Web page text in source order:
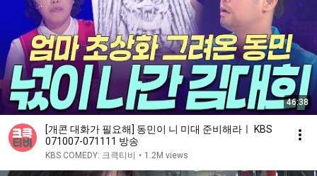
46:38
[개콘 대화가 필요해] 동민이 니 미대 준비해라ㅣ KBS
071007-071111 방송
KBS COMEDY: 크큭티비 • 1.2M views